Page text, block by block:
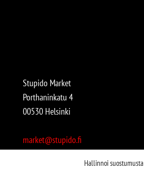
Hallinnoi suostumusta
Stupido Market
Porthaninkatu 4
00530 Helsinki
market@stupido.fi